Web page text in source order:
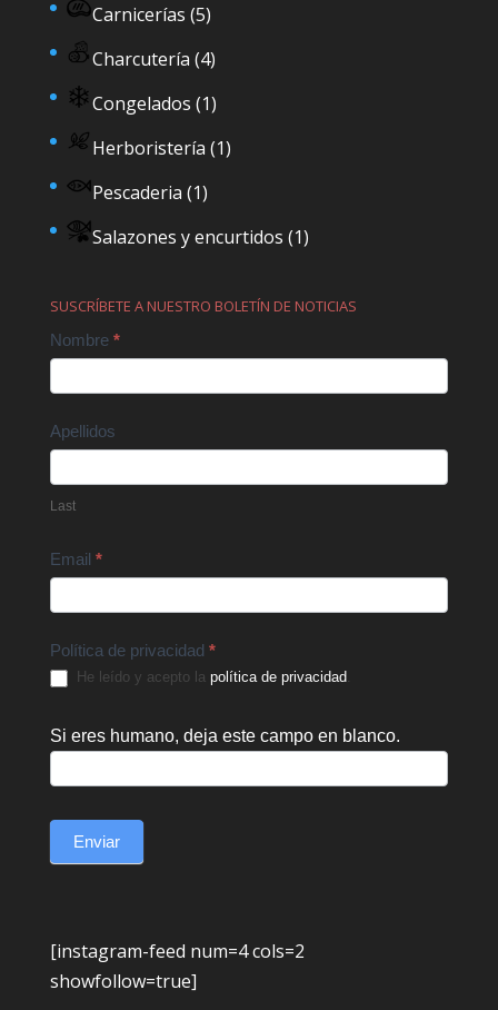
Carnicerías (5)
Charcutería (4)
Congelados (1)
Herboristería (1)
Pescaderia (1)
Salazones y encurtidos (1)
SUSCRÍBETE A NUESTRO BOLETÍN DE NOTICIAS
Contact
Nombre *
Apellidos
Last
Email *
Política de privacidad *
He leído y acepto la política de privacidad.
Si eres humano, deja este campo en blanco.
Enviar
[instagram-feed num=4 cols=2
showfollow=true]